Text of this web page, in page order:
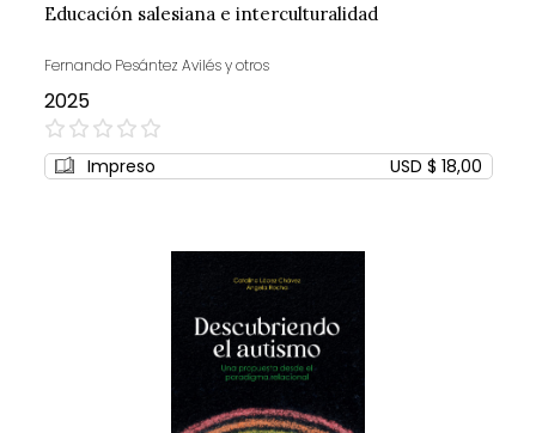
Educación salesiana e interculturalidad
Fernando Pesántez Avilés y otros
2025
0%
Impreso USD $ 18,00